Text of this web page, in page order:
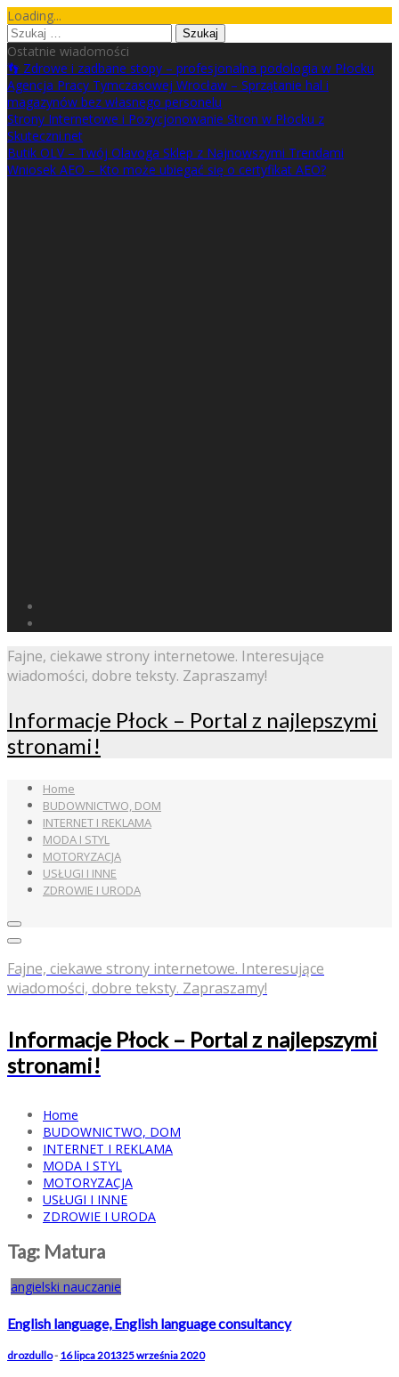
Skip
to
content
Loading...
Szukaj:
Ostatnie wiadomości
👣 Zdrowe i zadbane stopy – profesjonalna podologia w Płocku
Agencja Pracy Tymczasowej Wrocław – Sprzątanie hal i
magazynów bez własnego personelu
Strony Internetowe i Pozycjonowanie Stron w Płocku z
Skuteczni.net
Butik OLV – Twój Olavoga Sklep z Najnowszymi Trendami
Wniosek AEO – Kto może ubiegać się o certyfikat AEO?
Fajne, ciekawe strony internetowe. Interesujące
wiadomości, dobre teksty. Zapraszamy!
Informacje Płock – Portal z najlepszymi
stronami!
Home
BUDOWNICTWO, DOM
INTERNET I REKLAMA
MODA I STYL
MOTORYZACJA
USŁUGI I INNE
ZDROWIE I URODA
Fajne, ciekawe strony internetowe. Interesujące
wiadomości, dobre teksty. Zapraszamy!
Informacje Płock – Portal z najlepszymi
stronami!
Home
BUDOWNICTWO, DOM
INTERNET I REKLAMA
MODA I STYL
MOTORYZACJA
USŁUGI I INNE
ZDROWIE I URODA
Tag: Matura
angielski nauczanie
English language, English language consultancy
drozdullo- 16 lipca 201325 września 2020